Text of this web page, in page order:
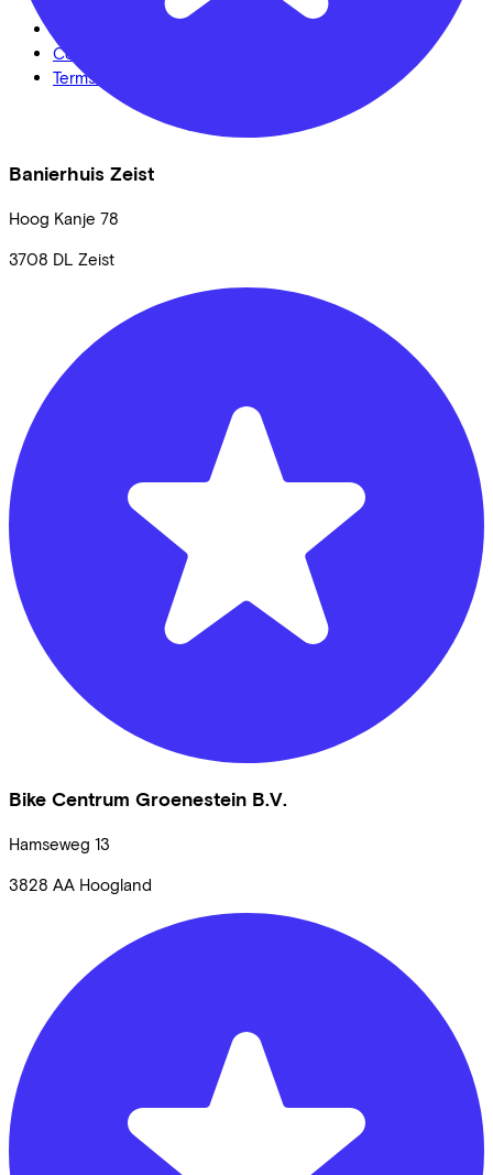
Banierhuis Zeist
Hoog Kanje 78
3708 DL Zeist
Bike Centrum Groenestein B.V.
Hamseweg 13
3828 AA Hoogland
Privacy statement
Cookie settings
Terms of use